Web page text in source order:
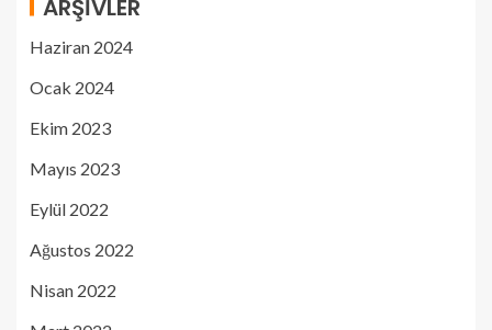
ARŞIVLER
Haziran 2024
Ocak 2024
Ekim 2023
Mayıs 2023
Eylül 2022
Ağustos 2022
Nisan 2022